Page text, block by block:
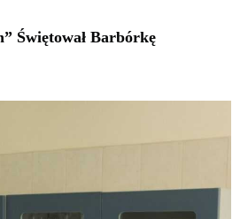
Świętował Barbórkę